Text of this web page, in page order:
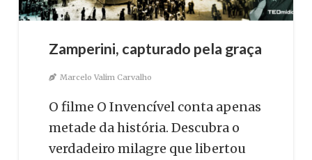
Zamperini, capturado pela graça
Marcelo Valim Carvalho
O filme O Invencível conta apenas
metade da história. Descubra o
verdadeiro milagre que libertou